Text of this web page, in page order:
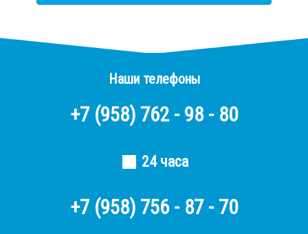
Наши телефоны
+7 (958) 762 - 98 - 80
24 часа
+7 (958) 756 - 87 - 70